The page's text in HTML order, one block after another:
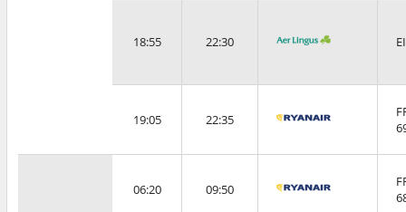
18:55 22:30
19:05 22:35
06:20 09:50